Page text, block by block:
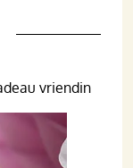
vriendin